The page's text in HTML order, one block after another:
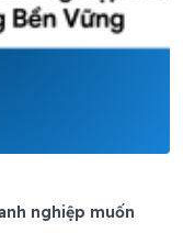
nghiệp muốn